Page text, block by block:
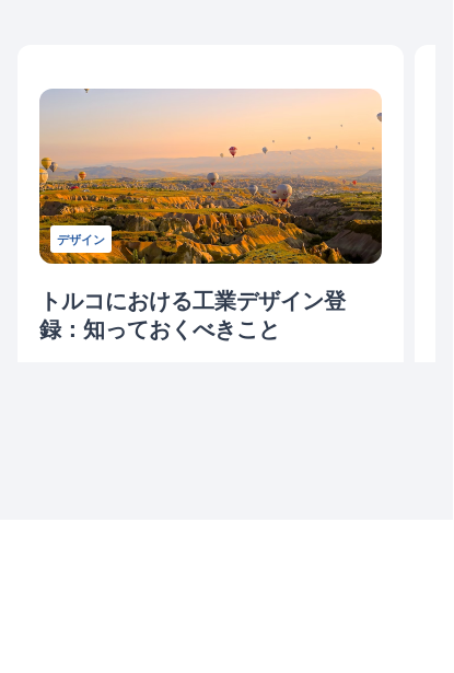
デザイン
トルコにおける工業デザイン登
録：知っておくべきこと